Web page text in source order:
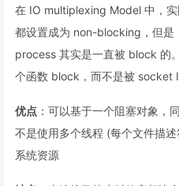
在 IO multiplexing Model 中，
都设置成为 non-blocking，但是
process 其实是一直被 block 的
个函数 block，而不是被 socket
优点 ：可以基于一个阻塞对象，
不是使用多个线程 (每个文件描
系统资源